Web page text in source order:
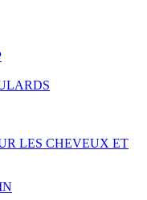
LES CHEVEUX ET